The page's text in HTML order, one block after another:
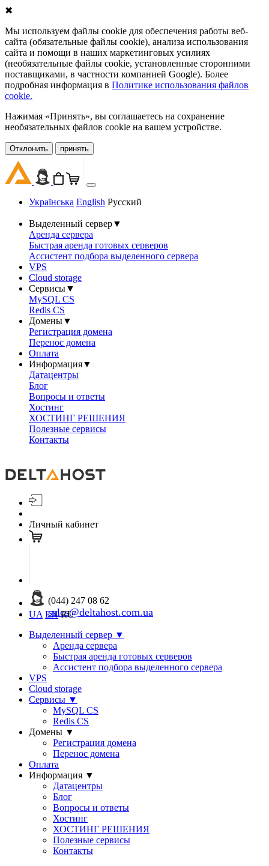
✖
Мы используем файлы cookie для обеспечения работы веб-
сайта (обязательные файлы cookie), анализа использования
сайта и помощи в наших маркетинговых усилиях
(необязательные файлы cookie, установленные сторонними
поставщиками, в частности компанией Google). Более
подробная информация в Политике использования файлов
cookie.
Нажимая «Принять», вы соглашаетесь на сохранение
необязательных файлов cookie на вашем устройстве.
Oтклонить принять
Українська English Русский
Выделенный сервер▼
Аренда сервера
Быстрая аренда готовых серверов
Ассистент подбора выделенного сервера
VPS
Cloud storage
Сервисы▼
MySQL CS
Redis CS
Домены▼
Регистрация домена
Перенос домена
Оплата
Информация▼
Датацентры
Блог
Вопросы и ответы
Хостинг
ХОСТИНГ РЕШЕНИЯ
Полезные сервисы
Контакты
Личный кабинет
(044) 247 08 62
sales@deltahost.com.ua
UA EN RU
Выделенный сервер ▼
Аренда сервера
Быстрая аренда готовых серверов
Ассистент подбора выделенного сервера
VPS
Cloud storage
Сервисы ▼
MySQL CS
Redis CS
Домены ▼
Регистрация домена
Перенос домена
Оплата
Информация ▼
Датацентры
Блог
Вопросы и ответы
Хостинг
ХОСТИНГ РЕШЕНИЯ
Полезные сервисы
Контакты